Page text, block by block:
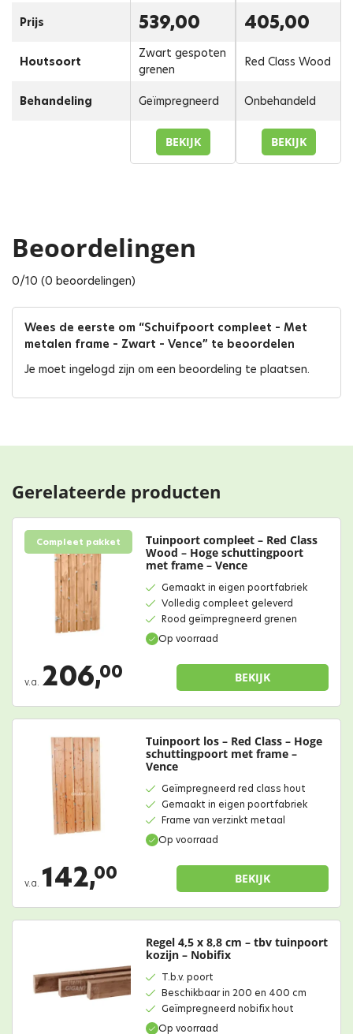
Prijs
Houtsoort
Behandeling
539,00
Zwart gespoten
grenen
Geïmpregneerd
BEKIJK
405,00
Red Class Wood
Onbehandeld
BEKIJK
Beoordelingen
0/10 (0 beoordelingen)
Wees de eerste om “Schuifpoort compleet – Met
metalen frame – Zwart – Vence” te beoordelen
Je moet ingelogd zijn om een beoordeling te plaatsen.
Gerelateerde producten
Compleet pakket
Op voorraad
Tuinpoort compleet – Red Class
Wood – Hoge schuttingpoort
met frame – Vence
Gemaakt in eigen poortfabriek
Volledig compleet geleverd
Rood geïmpregneerd grenen
v.a. 206,00 BEKIJK
Op voorraad
Tuinpoort los – Red Class – Hoge
schuttingpoort met frame –
Vence
Geïmpregneerd red class hout
Gemaakt in eigen poortfabriek
Frame van verzinkt metaal
v.a. 142,00 BEKIJK
Op voorraad
Regel 4,5 x 8,8 cm – tbv tuinpoort
kozijn – Nobifix
T.b.v. poort
Beschikbaar in 200 en 400 cm
Geïmpregneerd nobifix hout